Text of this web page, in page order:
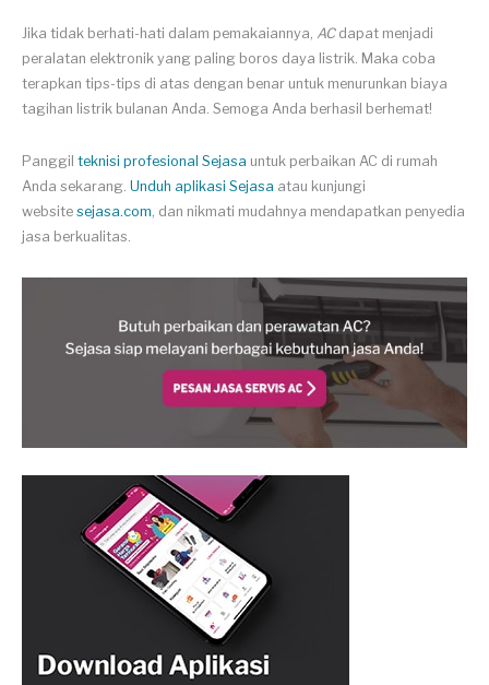
Jika tidak berhati-hati dalam pemakaiannya, AC dapat menjadi
peralatan elektronik yang paling boros daya listrik. Maka coba
terapkan tips-tips di atas dengan benar untuk menurunkan biaya
tagihan listrik bulanan Anda. Semoga Anda berhasil berhemat!
Panggil teknisi profesional Sejasa untuk perbaikan AC di rumah
Anda sekarang. Unduh aplikasi Sejasa atau kunjungi
website sejasa.com, dan nikmati mudahnya mendapatkan penyedia
jasa berkualitas.